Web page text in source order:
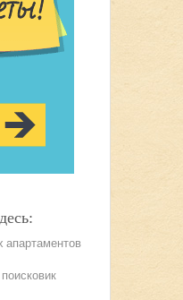
апартаментов